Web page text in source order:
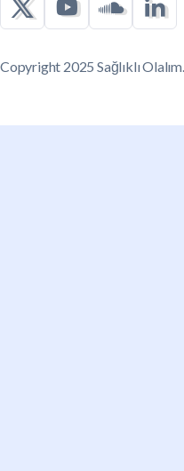
Copyright 2025 Sağlıklı